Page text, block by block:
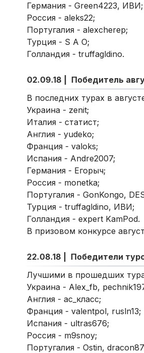
Германия - Green4223, ИВИ;
Россия - aleks22;
Португалия - alexcherep;
Турция - S A O;
Голландия - truffagldino.
02.09.18 |
Победитель
В последних турах в
Украина - zenit;
Италия - статист;
Англия - yudeko;
Франция - valoks;
Испания - Andre2007;
Германия - Егорыч;
Россия - monetka;
Португалия - GonKongo,
Турция - truffagldino, ИВИ;
Голландия - expert KamPod.
В призовом конкурсе
22.08.18 |
Победители
Лучшими в прошедших
Украина - Alex_fb,
Англия - ас_класс;
Франция - valentpol, rusln13;
Испания - ultras676;
Россия - m9snoy;
Португалия - Ostin,